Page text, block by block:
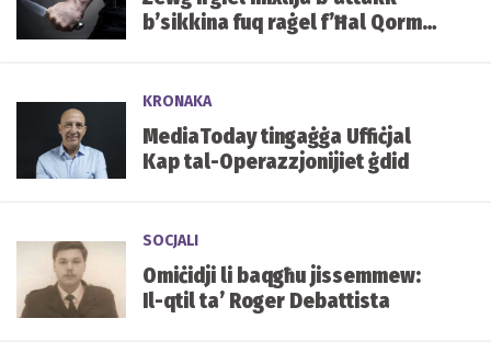
b’sikkina fuq raġel f’Ħal Qormi
KRONAKA
MediaToday tingaġġa Uffiċjal
Kap tal-Operazzjonijiet ġdid
SOCJALI
Omiċidji li baqgħu jissemmew:
Il-qtil ta’ Roger Debattista